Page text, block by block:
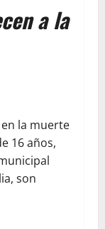
a la
la muerte
16 años,
son